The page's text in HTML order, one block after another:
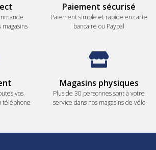
Paiement sécurisé
Paiement simple et rapide en carte
bancaire ou Paypal
vos
téléphone
Magasins physiques
Plus de 30 personnes sont à votre
service dans nos magasins de vélo